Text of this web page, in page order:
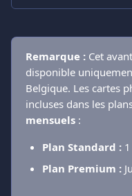
Remarque : Cet
disponible
Belgique. Les cartes
incluses dans les
mensuels :
Plan Standard :
Plan Premium :